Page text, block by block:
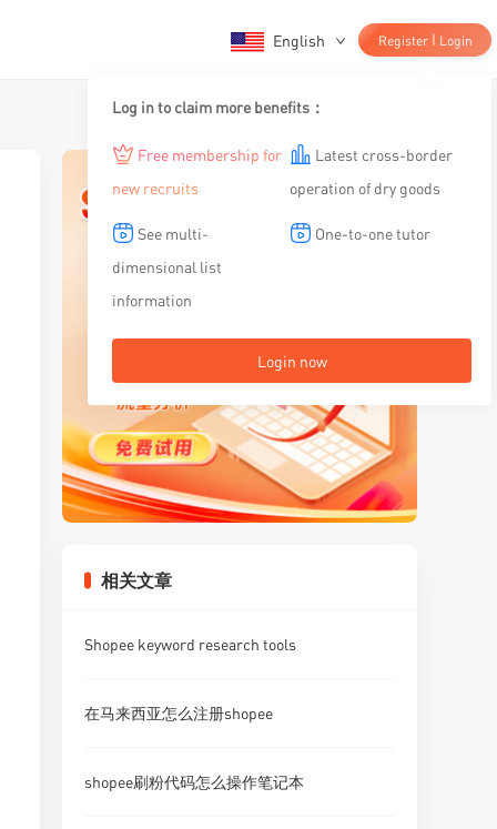
English Register | Login
Log in to claim more benefits：
Free membership for
new recruits
Latest cross-border
operation of dry goods
See multi-
dimensional list
information
One-to-one tutor
Login now
相关文章
Shopee keyword research tools
在马来西亚怎么注册shopee
shopee刷粉代码怎么操作笔记本